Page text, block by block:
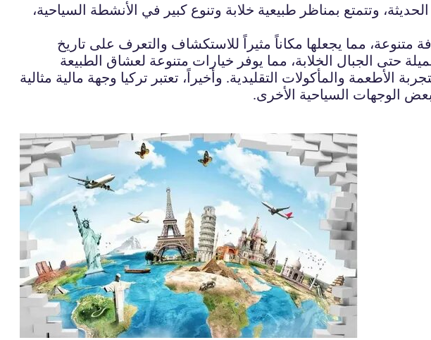
وتتمتع بمناظر طبيعية خلابة وتنوع كبير في الأنشطة السياحية،
متنوعة، مما يجعلها مكاناً مثيراً للاستكشاف والتعرف على تاريخ
حتى الجبال الخلابة، مما يوفر خيارات متنوعة لعشاق الطبيعة
الأطعمة والمأكولات التقليدية. وأخيراً، تعتبر تركيا وجهة مالية مثالية
الوجهات السياحية الأخرى.